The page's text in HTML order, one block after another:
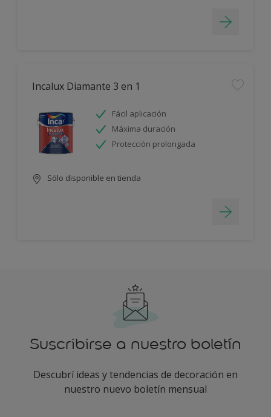
Incalux Diamante 3 en 1
Fácil aplicación
Máxima duración
Protección prolongada
Sólo disponible en tienda
Suscribirse a nuestro boletín
Descubrí ideas y tendencias de decoración en
nuestro nuevo boletín mensual